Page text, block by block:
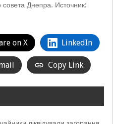
Днепра. Источник:
on X LinkedIn
Copy Link